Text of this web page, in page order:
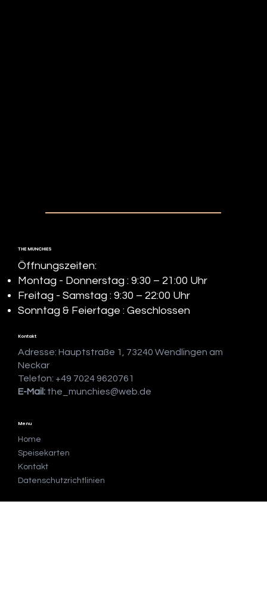
THE MUNCHIES
Öffnungszeiten:
Montag - Donnerstag : 9:30 – 21:00 Uhr
Freitag - Samstag : 9:30 – 22:00 Uhr
Sonntag & Feiertage : Geschlossen
Kontakt
Adresse: Hauptstraße 1, 73240 Wendlingen am
Neckar
Telefon: +49 7024 9620761
E-Mail: the_munchies@web.de
Menu
Home
Speisekarten
Kontakt
Datenschutzrichtlinien